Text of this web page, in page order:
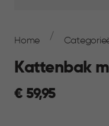
Navigation
Home
Kattenbak
€
€ 59,95